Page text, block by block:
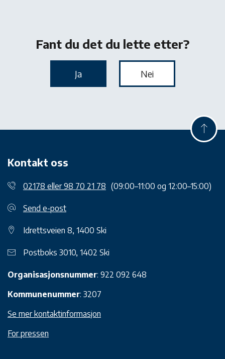
Kontakt oss
02178 eller 98 70 21 78 (09:00–11:00 og 12:00–15:00)
Send e-post
Idrettsveien 8, 1400 Ski
Postboks 3010, 1402 Ski
Organisasjonsnummer: 922 092 648
Kommunenummer: 3207
Se mer kontaktinformasjon
For pressen